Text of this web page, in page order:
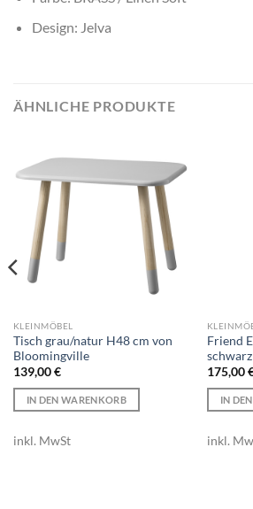
Design: Jelva
ÄHNLICHE PRODUKTE
KLEINMÖBEL
Tisch grau/natur H48 cm von
Bloomingville
139,00€
IN DEN WARENKORB
inkl. MwSt
Friend
175,00
IN
inkl.